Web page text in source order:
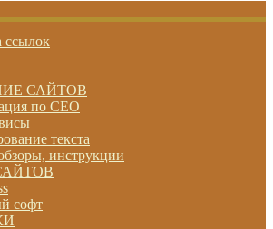
ссылок
САЙТОВ
по СЕО
текста
инструкции
софт